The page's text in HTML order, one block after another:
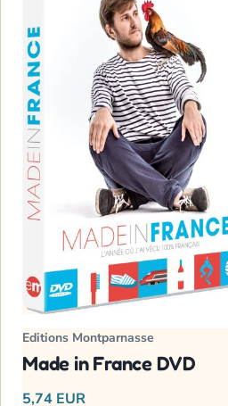
Editions Montparnasse
Made in France DVD
5,74 EUR